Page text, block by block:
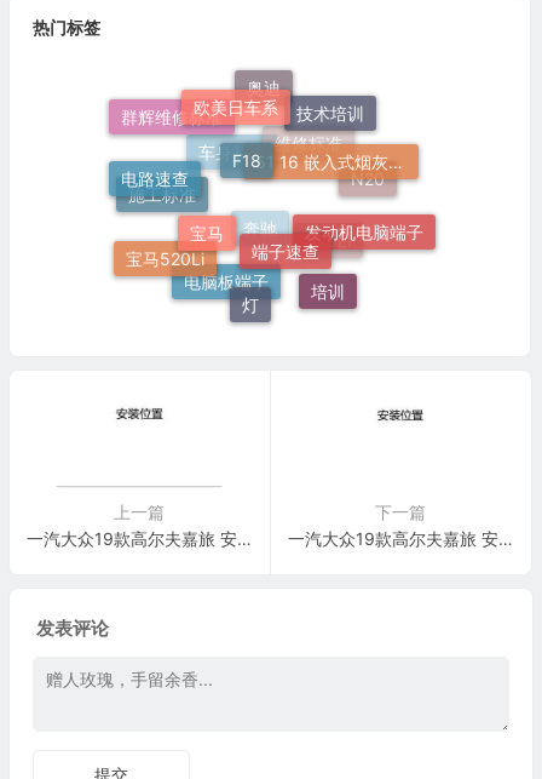
热门标签
电脑板端子
奔驰
520Li
培训
灯
宝马520Li
施工标准
车身装备
维修标准
N20
发动机电脑端子
端子速查
宝马
电路速查
群辉维修标准
奥迪
技术培训
51 16 嵌入式烟灰缸托架
F18
欧美日车系
上一篇
一汽大众19款高尔夫嘉旅 安装位置 接地点 电路图
下一篇
一汽大众19款高尔夫嘉旅 安装位置 插头 电路图
发表评论